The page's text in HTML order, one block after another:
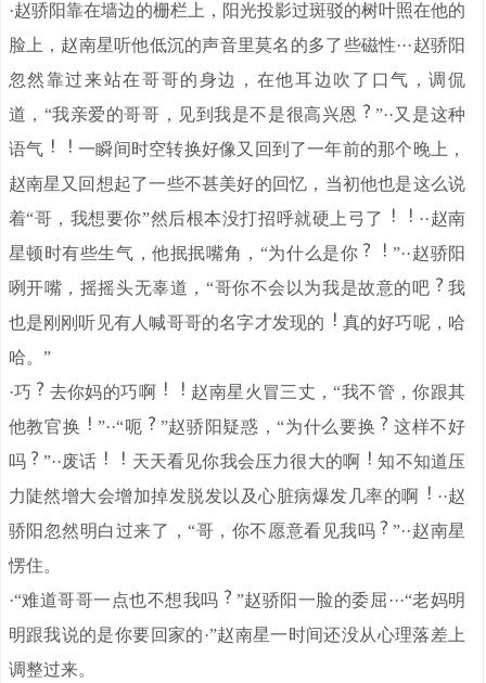
·赵骄阳靠在墙边的栅栏上，阳光投影过斑驳的树叶照在他的
脸上，赵南星听他低沉的声音里莫名的多了些磁性···赵骄阳
忽然靠过来站在哥哥的身边，在他耳边吹了口气，调侃
道，“我亲爱的哥哥，见到我是不是很高兴恩
”··又是这种
语气
一瞬间时空转换好像又回到了一年前的那个晚上，
赵南星又回想起了一些不甚美好的回忆，当初他也是这么说
着“哥，我想要你”然后根本没打招呼就硬上弓了
··赵南
星顿时有些生气，他抿抿嘴角，“为什么是你
”··赵骄阳
咧开嘴，摇摇头无辜道，“哥你不会以为我是故意的吧
我
也是刚刚听见有人喊哥哥的名字才发现的
真的好巧呢，哈
哈。”
·巧
去你妈的巧啊
赵南星火冒三丈，“我不管，你跟其
他教官换
”··“呃 ”赵骄阳疑惑，“为什么要换
这样不好
吗
”··废话 天天看见你我会压力很大的啊
知不知道压
力陡然增大会增加掉发脱发以及心脏病爆发几率的啊
··赵
骄阳忽然明白过来了，“哥，你不愿意看见我吗
”··赵南星
愣住。
·“难道哥哥一点也不想我吗
”赵骄阳一脸的委屈···“老妈明
明跟我说的是你要回家的·”赵南星一时间还没从心理落差上
调整过来。